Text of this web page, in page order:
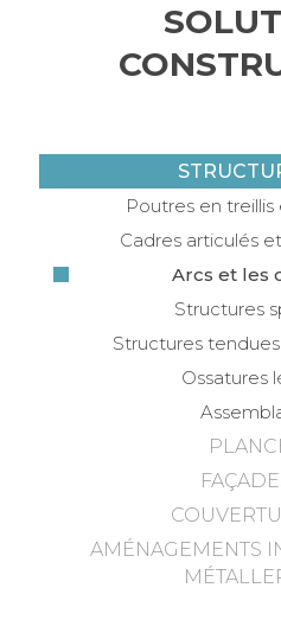
Poutres en
Cadres articulés
Arcs et les
Structures
Structures
Ossatures
AMÉNAGEMENTS